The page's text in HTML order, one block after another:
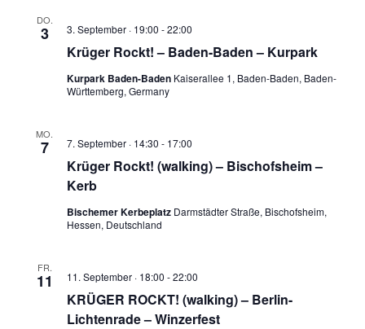
DO.
3
Krüger Rockt! – Baden-Baden – Kurpark
3. September · 19:00 -22:00
Kurpark Baden-Baden Kaiserallee 1, Baden-Baden, Baden-
Württemberg, Germany
MO.
7
Krüger Rockt! (walking) – Bischofsheim –
Kerb
7. September · 14:30 - 17:00
Bischemer Kerbeplatz Darmstädter Straße, Bischofsheim,
Hessen, Deutschland
FR.
11
KRÜGER ROCKT! (walking) – Berlin-
Lichtenrade – Winzerfest
11. September · 18:00 -22:00